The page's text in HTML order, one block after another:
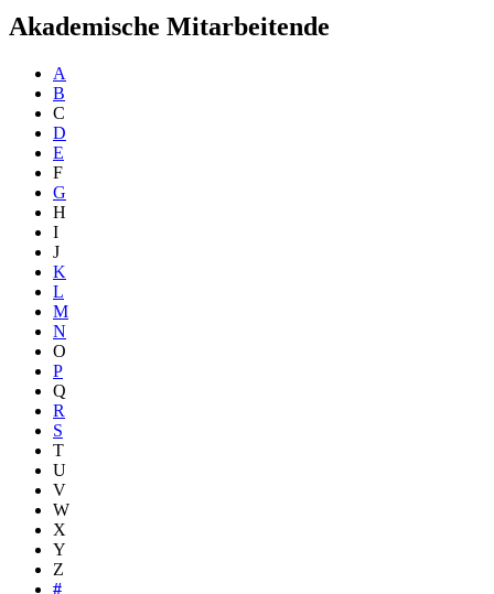
Akademische Mitarbeitende
A
B
C
D
E
F
G
H
I
J
K
L
M
N
O
P
Q
R
S
T
U
V
W
X
Y
Z
#